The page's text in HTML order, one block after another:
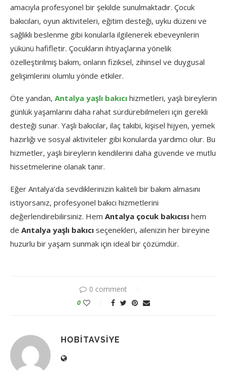
amacıyla profesyonel bir şekilde sunulmaktadır. Çocuk
bakıcıları, oyun aktiviteleri, eğitim desteği, uyku düzeni ve
sağlıklı beslenme gibi konularla ilgilenerek ebeveynlerin
yükünü hafifletir. Çocukların ihtiyaçlarına yönelik
özelleştirilmiş bakım, onların fiziksel, zihinsel ve duygusal
gelişimlerini olumlu yönde etkiler.
Öte yandan, Antalya yaşlı bakıcı hizmetleri, yaşlı bireylerin
günlük yaşamlarını daha rahat sürdürebilmeleri için gerekli
desteği sunar. Yaşlı bakıcılar, ilaç takibi, kişisel hijyen, yemek
hazırlığı ve sosyal aktiviteler gibi konularda yardımcı olur. Bu
hizmetler, yaşlı bireylerin kendilerini daha güvende ve mutlu
hissetmelerine olanak tanır.
Eğer Antalya’da sevdiklerinizin kaliteli bir bakım almasını
istiyorsanız, profesyonel bakıcı hizmetlerini
değerlendirebilirsiniz. Hem Antalya çocuk bakıcısı hem
de Antalya yaşlı bakıcı seçenekleri, ailenizin her bireyine
huzurlu bir yaşam sunmak için ideal bir çözümdür.
0 comment
0
HOBITAVSIYE